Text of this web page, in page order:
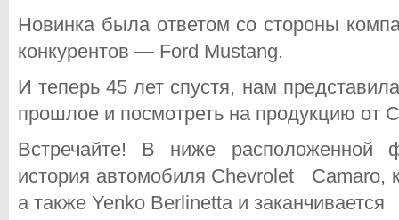
Новинка была ответом со стороны
конкурентов — Ford Mustang.
И теперь 45 лет спустя, нам
прошлое и посмотреть на продукцию от
Встречайте! В ниже расположенной
история автомобиля Chevrolet Сamaro,
а также Yenko Berlinetta и